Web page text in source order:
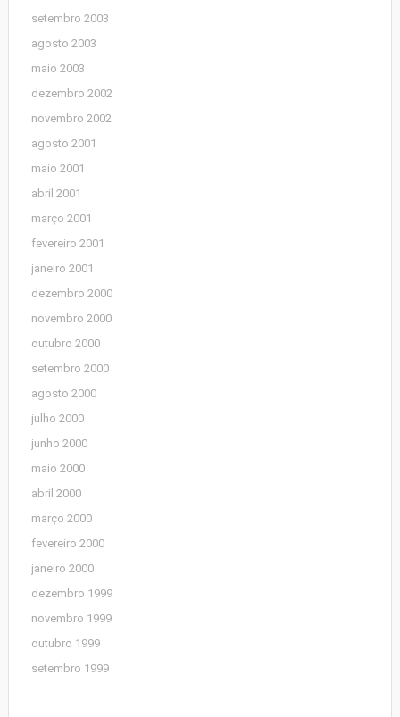
setembro 2003
agosto 2003
maio 2003
dezembro 2002
novembro 2002
agosto 2001
maio 2001
abril 2001
março 2001
fevereiro 2001
janeiro 2001
dezembro 2000
novembro 2000
outubro 2000
setembro 2000
agosto 2000
julho 2000
junho 2000
maio 2000
abril 2000
março 2000
fevereiro 2000
janeiro 2000
dezembro 1999
novembro 1999
outubro 1999
setembro 1999